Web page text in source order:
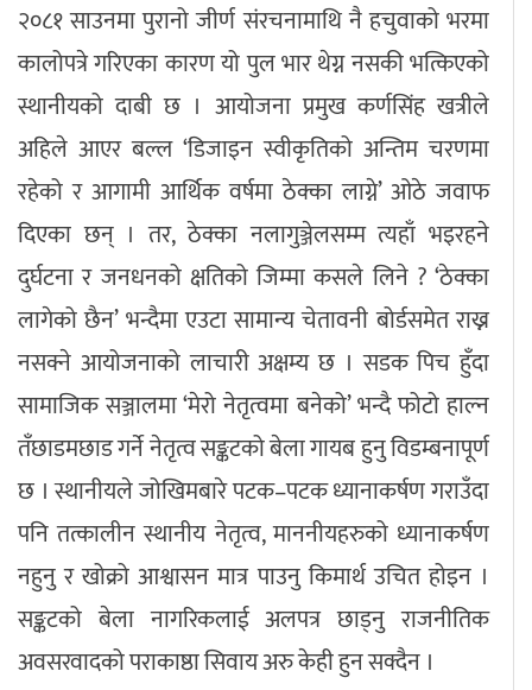
२०८१ साउनमा पुरानो जीर्ण संरचनामाथि नै हचुवाको भरमा
कालोपत्रे गरिएका कारण यो पुल भार थेग्न नसकी भत्किएको
स्थानीयको दाबी छ । आयोजना प्रमुख कर्णसिंह खत्रीले
अहिले आएर बल्ल ‘डिजाइन स्वीकृतिको अन्तिम चरणमा
रहेको र आगामी आर्थिक वर्षमा ठेक्का लाग्ने’ ओठे जवाफ
दिएका छन् । तर, ठेक्का नलागुञ्जेलसम्म त्यहाँ भइरहने
दुर्घटना र जनधनको क्षतिको जिम्मा कसले लिने ? ‘ठेक्का
लागेको छैन’ भन्दैमा एउटा सामान्य चेतावनी बोर्डसमेत राख्न
नसक्ने आयोजनाको लाचारी अक्षम्य छ । सडक पिच हुँदा
सामाजिक सञ्जालमा ‘मेरो नेतृत्वमा बनेको’ भन्दै फोटो हाल्न
तँछाडमछाड गर्ने नेतृत्व सङ्कटको बेला गायब हुनु विडम्बनापूर्ण
छ । स्थानीयले जोखिमबारे पटक–पटक ध्यानाकर्षण गराउँदा
पनि तत्कालीन स्थानीय नेतृत्व, माननीयहरुको ध्यानाकर्षण
नहुनु र खोक्रो आश्वासन मात्र पाउनु किमार्थ उचित होइन ।
सङ्कटको बेला नागरिकलाई अलपत्र छाड्नु राजनीतिक
अवसरवादको पराकाष्ठा सिवाय अरु केही हुन सक्दैन ।